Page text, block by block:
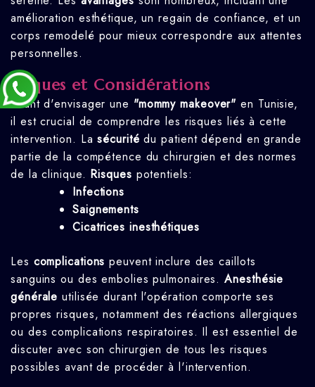
amélioration esthétique, un regain de confiance, et un
corps remodelé pour mieux correspondre aux attentes
personnelles.
Risques et Considérations
Avant d'envisager une "mommy makeover" en Tunisie,
il est crucial de comprendre les risques liés à cette
intervention. Lasécurité du patient dépend en grande
partie de la compétence du chirurgien et des normes
de la clinique. Risques potentiels:
Infections
Saignements
Cicatrices inesthétiques
Les complications peuvent inclure des caillots
sanguins ou des embolies pulmonaires.Anesthésie
générale utilisée durant l'opération comporte ses
propres risques, notamment des réactions allergiques
ou des complications respiratoires. Il est essentiel de
discuter avec son chirurgien de tous les risques
possibles avant de procéder à l'intervention.